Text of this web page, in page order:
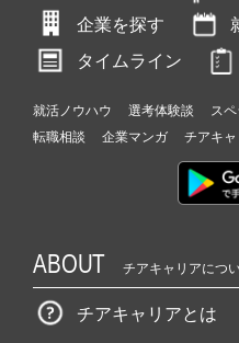
企業を探す
タイムライン
就活ノウハウ 選考体験談 ス
転職相談
企業マンガ チアキ
ABOUT チアキャリアにつ
チアキャリアとは